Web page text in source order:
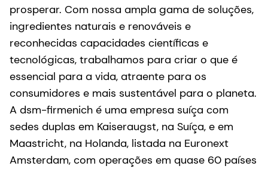
prosperar. Com nossa ampla gama de soluções,
ingredientes naturais e renováveis e
reconhecidas capacidades científicas e
tecnológicas, trabalhamos para criar o que é
essencial para a vida, atraente para os
consumidores e mais sustentável para o planeta.
A dsm-firmenich é uma empresa suíça com
sedes duplas em Kaiseraugst, na Suíça, e em
Maastricht, na Holanda, listada na Euronext
Amsterdam, com operações em quase 60 países